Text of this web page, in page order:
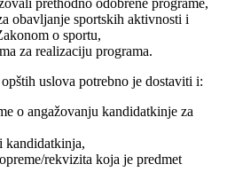
prethodno odobrene programe,
obavljanje sportskih aktivnosti i
o sportu,
za realizaciju programa.
uslova potrebno je dostaviti i:
o angažovanju kandidatkinje za
kandidatkinja,
rekvizita koja je predmet